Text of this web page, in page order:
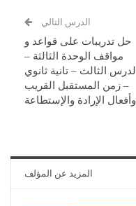
الدرس التالي
حل تدريبات على قواعد و
مواقف الوحدة الثالثة –
الدرس الثالث – تانية ثانوي
– زمن المستقبل القريب
وأفعال الإرادة والإستطاعة
المزيد عن المؤلف